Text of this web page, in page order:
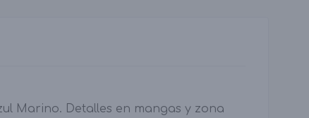
Marino. Detalles en mangas y zona